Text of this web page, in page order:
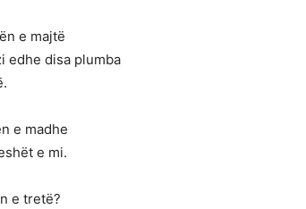
e majtë
edhe disa plumba
e madhe
e mi.
e tretë?